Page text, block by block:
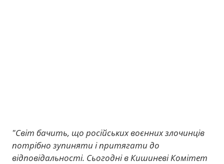
"Світ бачить, що російських воєнних злочинців
потрібно зупиняти і притягати до
відповідальності. Сьогодні в Кишиневі Комітет